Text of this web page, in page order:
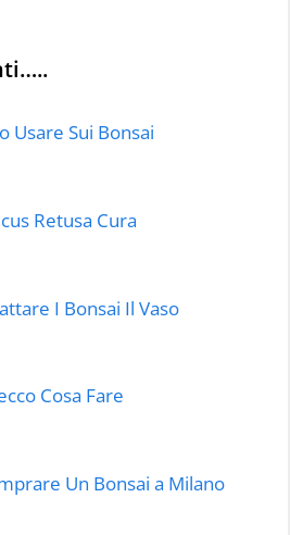
Usare Sui Bonsai
Retusa Cura
I Bonsai Il Vaso
Cosa Fare
Un Bonsai a Milano